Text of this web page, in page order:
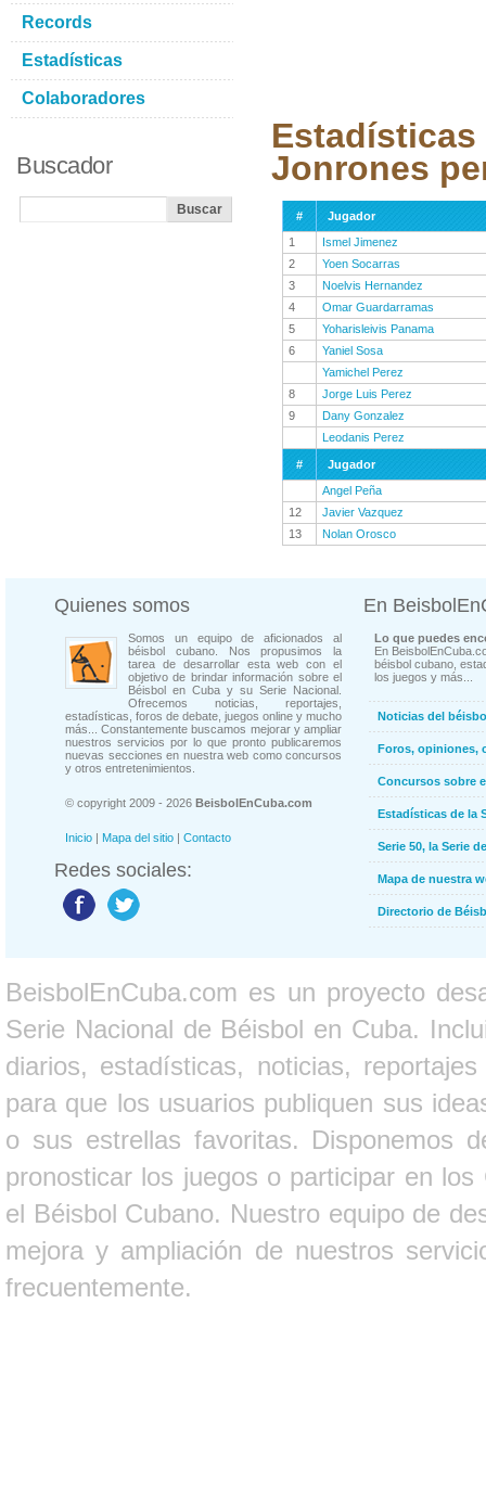
Jonrones
#
Jugador
1
Ismel Jimenez
2
Yoen Socarras
3
Noelvis Hernandez
4
Omar Guardarramas
5
Yoharisleivis Panama
6
Yaniel Sosa
Yamichel Perez
8
Jorge Luis Perez
9
Dany Gonzalez
Leodanis Perez
#
Jugador
Angel Peña
12
Javier Vazquez
13
Nolan Orosco
Records
Estadísticas
Colaboradores
Buscador
Quienes somos
Somos un equipo de aficionados al
béisbol cubano. Nos propusimos la
tarea de desarrollar esta web con el
objetivo de brindar información sobre el
Béisbol en Cuba y su Serie Nacional.
Ofrecemos noticias, reportajes,
estadísticas, foros de debate, juegos online y mucho
más... Constantemente buscamos mejorar y ampliar
nuestros servicios por lo que pronto publicaremos
nuevas secciones en nuestra web como concursos
y otros entretenimientos.
© copyright 2009 - 2026 BeisbolEnCuba.com
Inicio | Mapa del sitio | Contacto
Redes sociales:
En
Lo que puedes
En
béisbol cubano,
los juegos y más...
Noticias del
Foros, opiniones,
Concursos sobre
Estadísticas de la
Serie 50, la Serie
Mapa de nuestra
Directorio de
BeisbolEnCuba.com es un proyecto
Serie Nacional de Béisbol en Cuba.
diarios, estadísticas, noticias,
para que los usuarios publiquen sus
o sus estrellas favoritas. Disponemos
pronosticar los juegos o participar en
el Béisbol Cubano. Nuestro equipo de
mejora y ampliación de nuestros
frecuentemente.